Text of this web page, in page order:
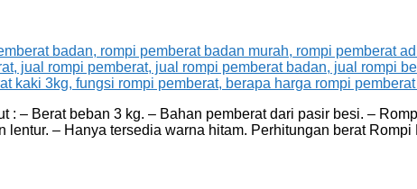
– Berat beban 3 kg. – Bahan pemberat dari pasir besi. –
– Hanya tersedia warna hitam. Perhitungan berat Rompi